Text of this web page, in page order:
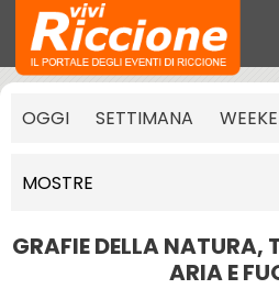
OGGI SETTIMANA
MOSTRE
GRAFIE DELLA NATURA,
ARIA E